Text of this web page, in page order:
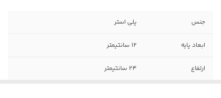
جنس پلی استر
ابعاد پایه ۱۲ سانتیمتر
ارتفاع ۲۴ سانتیمتر